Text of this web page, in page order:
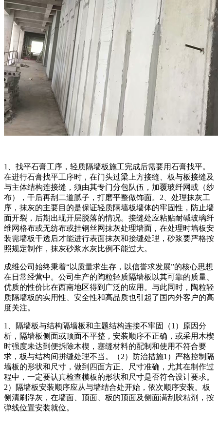
1、找平石膏工序，轻质隔墙板施工完成后需要用石膏找平。
在进行石膏找平工序时，在门头过梁上方接缝、板与板接缝及
与主体结构连接缝，须由其专门分包队伍，加覆玻纤网或（纱
布），干后再刮二道腻子，打磨平整做饰面。2、处理抹灰工
序，抹灰的主要目的是保证轻质隔墙板墙体的牢固性，防止墙
面开裂，后期出现开层脱落的情况。接缝处应粘贴耐碱玻璃纤
维网格布或无纺布或挂钢丝网抹灰处理墙面，在处理时墙板安
装需墙板干透后才能进行表面抹灰和接缝处理，砂浆要严格按
照规定制作，抹灰砂浆水灰比例不能过大。
成维公司始终秉着“以质量求生存，以信誉求发展”的核心思想
在日常经营中。公司生产的陶粒轻质隔墙板以其可靠的质量、
优质的性价比在西南地区得到广泛的应用。与此同时，陶粒轻
质隔墙板的实用性、安全性和高品质也引起了国内外客户的高
度关注。
1、隔墙板与结构隔墙板和主题结构连接不牢固（1）原因分
析，隔墙板侧面或顶面不平整，安装顺序不正确，或采用木楔
时强度未达到便拆除木楔，塞缝材料的配制和使用不符合要
求，板与结构间拼缝处理不当。（2）防治措施1）严格控制隔
墙板的形状和尺寸，做到四面方正、尺寸准确，尤其在制作过
程中，一定要认真检查模板的形状和尺寸是否符合设计要求。
2）隔墙板安装顺序应从与墙结合处开始，依次顺序安装。板
侧清刷浮灰，在墙面、顶面、板的顶面及侧面满刮胶粘剂，按
弹线位置安装就位。